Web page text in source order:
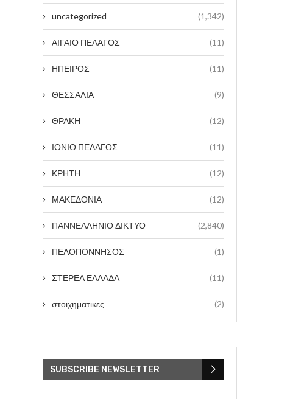
uncategorized (1,342)
ΑΙΓΑΙΟ ΠΕΛΑΓΟΣ (11)
ΗΠΕΙΡΟΣ (11)
ΘΕΣΣΑΛΙΑ (9)
ΘΡΑΚΗ (12)
ΙΟΝΙΟ ΠΕΛΑΓΟΣ (11)
ΚΡΗΤΗ (12)
ΜΑΚΕΔΟΝΙΑ (12)
ΠΑΝΝΕΛΛΗΝΙΟ ΔΙΚΤΥΟ (2,840)
ΠΕΛΟΠΟΝΝΗΣΟΣ (1)
ΣΤΕΡΕΑ ΕΛΛΑΔΑ (11)
στοιχηματικες (2)
SUBSCRIBE NEWSLETTER